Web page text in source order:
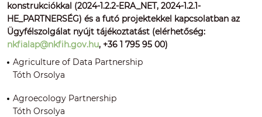
konstrukciókkal (2024-1.2.2-ERA_NET, 2024-1.2.1-
HE_PARTNERSÉG) és a futó projektekkel kapcsolatban az
Ügyfélszolgálat nyújt tájékoztatást (elérhetőség:
nkfialap@nkfih.gov.hu, +36 1 795 95 00)
Agriculture of Data Partnership
Tóth Orsolya
Agroecology Partnership
Tóth Orsolya